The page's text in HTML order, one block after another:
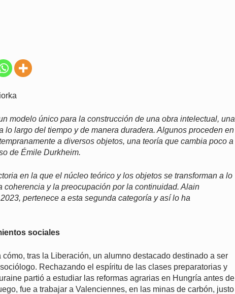
modelo único para la construcción de una obra intelectual, una
lo largo del tiempo y de manera duradera. Algunos proceden en
a diversos objetos, una teoría que cambia poco a
de Émile Durkheim.
en la que el núcleo teórico y los objetos se transforman a lo
coherencia y la preocupación por la continuidad. Alain
pertenece a esta segunda categoría y así lo ha
sociales
tras la Liberación, un alumno destacado destinado a ser
Rechazando el espíritu de las clases preparatorias y
partió a estudiar las reformas agrarias en Hungría antes de
fue a trabajar a Valenciennes, en las minas de carbón, justo